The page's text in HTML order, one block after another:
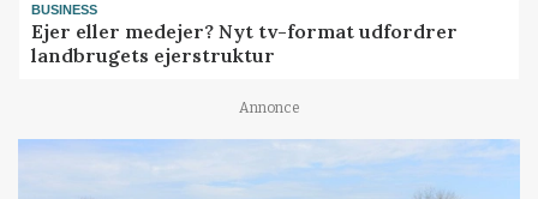
BUSINESS
Ejer eller medejer? Nyt tv-format udfordrer
landbrugets ejerstruktur
Annonce